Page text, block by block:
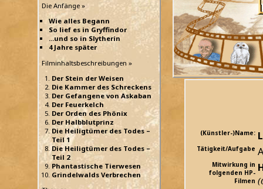
Die Anfänge »
Wie alles Begann
So lief es in Gryffindor
...und so in Slytherin
4 Jahre später
Filminhaltsbeschreibungen »
Der Stein der Weisen
Die Kammer des Schreckens
Der Gefangene von Askaban
Der Feuerkelch
Der Orden des Phönix
Der Halbblutprinz
Die Heiligtümer des Todes –
Teil 1
Die Heiligtümer des Todes –
Teil 2
Phantastische Tierwesen
Grindelwalds Verbrechen
(Künstler-)Name:
Tätigkeit/Aufgabe
Mitwirkung in
folgenden HP-
Filmen